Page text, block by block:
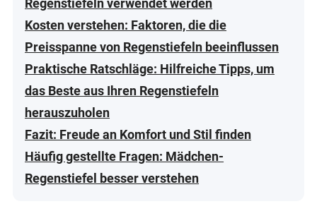
Regenstiefeln verwendet werden
Kosten verstehen: Faktoren, die die
Preisspanne von Regenstiefeln beeinflussen
Praktische Ratschläge: Hilfreiche Tipps, um
das Beste aus Ihren Regenstiefeln
herauszuholen
Fazit: Freude an Komfort und Stil finden
Häufig gestellte Fragen: Mädchen-
Regenstiefel besser verstehen